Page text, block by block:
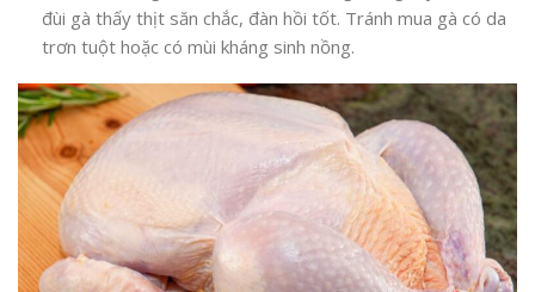
đùi gà thấy thịt săn chắc, đàn hồi tốt. Tránh mua gà có da
trơn tuột hoặc có mùi kháng sinh nồng.